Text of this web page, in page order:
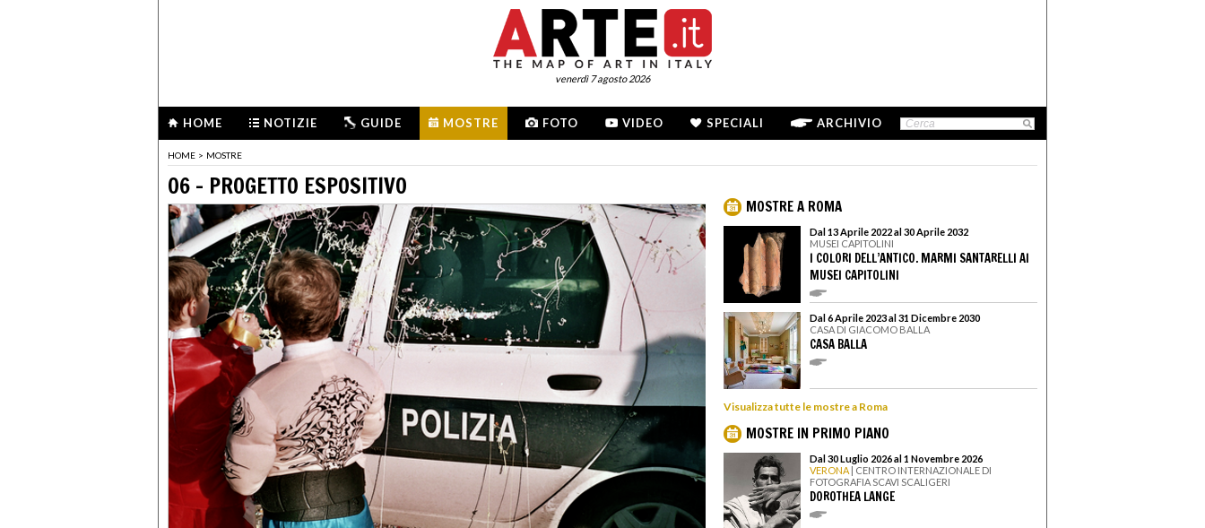
venerdì 7 agosto 2026
HOME NOTIZIE GUIDE MOSTRE FOTO VIDEO SPECIALI ARCHIVIO
HOME > MOSTRE
06 - PROGETTO ESPOSITIVO
MOSTRE A ROMA
Dal 13 Aprile 2022 al 30 Aprile 2032
MUSEI CAPITOLINI
I COLORI DELL’ANTICO. MARMI SANTARELLI AI
MUSEI CAPITOLINI
Dal 6 Aprile 2023 al 31 Dicembre 2030
CASA DI GIACOMO BALLA
CASA BALLA
Visualizza tutte le mostre a Roma
MOSTRE IN PRIMO PIANO
Dal 30 Luglio 2026 al 1 Novembre 2026
VERONA | CENTRO INTERNAZIONALE DI
FOTOGRAFIA SCAVI SCALIGERI
DOROTHEA LANGE